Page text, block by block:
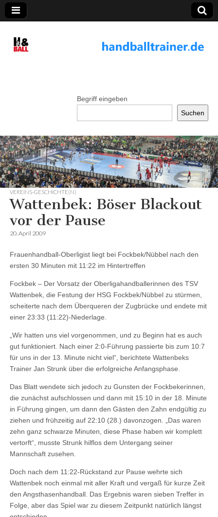
Begriff eingeben
Suchen
VEREINS-GESCHICHTE(N)
Wattenbek: Böser Blackout
vor der Pause
20. April 2009
Frauenhandball-Oberligist liegt bei Fockbek/Nübbel nach den
ersten 30 Minuten mit 11:22 im Hintertreffen
Fockbek – Der Vorsatz der Oberligahandballerinnen des TSV
Wattenbek, die Festung der HSG Fockbek/Nübbel zu stürmen,
scheiterte nach dem Überqueren der Zugbrücke und endete mit
einer 23:33 (11:22)-Niederlage.
„Wir hatten uns viel vorgenommen, und zu Beginn hat es auch
gut funktioniert. Nach einer 2:0-Führung passierte bis zum 10:7
für uns in der 13. Minute nicht viel“, berichtete Wattenbeks
Trainer Jan Strunk über die erfolgreiche Anfangsphase.
Das Blatt wendete sich jedoch zu Gunsten der Fockbekerinnen,
die zunächst aufschlossen und dann mit 15:10 in der 18. Minute
in Führung gingen, um dann den Gästen den Zahn endgültig zu
ziehen und frühzeitig auf 22:10 (28.) davonzogen. „Das waren
zehn ganz schwarze Minuten, diese Phase haben wir komplett
vertorft“, musste Strunk hilflos dem Untergang seiner
Mannschaft zusehen.
Doch nach dem 11:22-Rückstand zur Pause wehrte sich
Wattenbek noch einmal mit aller Kraft und vergaß für kurze Zeit
den Angsthasenhandball. Das Ergebnis waren sieben Treffer in
Folge, aber das Spiel war zu diesem Zeitpunkt natürlich längst